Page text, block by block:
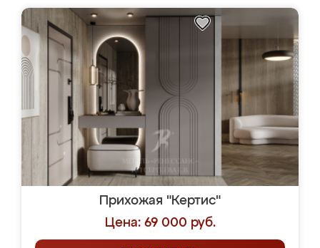
Прихожая "Кертис"
Цена: 69 000 руб.